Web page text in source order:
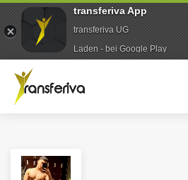
transferiva App
transferiva UG
Laden - bei Google Play